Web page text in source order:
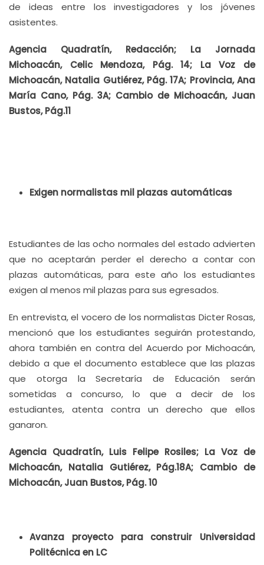
de ideas entre los investigadores y los jóvenes
asistentes.
Agencia Quadratín, Redacción; La Jornada
Michoacán, Celic Mendoza, Pág. 14; La Voz de
Michoacán, Natalia Gutiérez, Pág. 17A; Provincia, Ana
María Cano, Pág. 3A; Cambio de Michoacán, Juan
Bustos, Pág.11
Exigen normalistas mil plazas automáticas
Estudiantes de las ocho normales del estado advierten
que no aceptarán perder el derecho a contar con
plazas automáticas, para este año los estudiantes
exigen al menos mil plazas para sus egresados.
En entrevista, el vocero de los normalistas Dicter Rosas,
mencionó que los estudiantes seguirán protestando,
ahora también en contra del Acuerdo por Michoacán,
debido a que el documento establece que las plazas
que otorga la Secretaría de Educación serán
sometidas a concurso, lo que a decir de los
estudiantes, atenta contra un derecho que ellos
ganaron.
Agencia Quadratín, Luis Felipe Rosiles; La Voz de
Michoacán, Natalia Gutiérez, Pág.18A; Cambio de
Michoacán, Juan Bustos, Pág. 10
Avanza proyecto para construir Universidad
Politécnica en LC